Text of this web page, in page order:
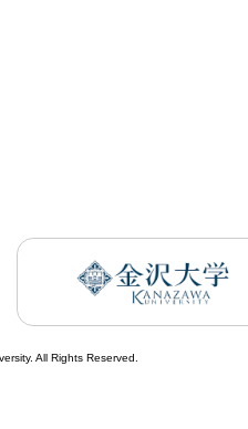
All Rights Reserved.